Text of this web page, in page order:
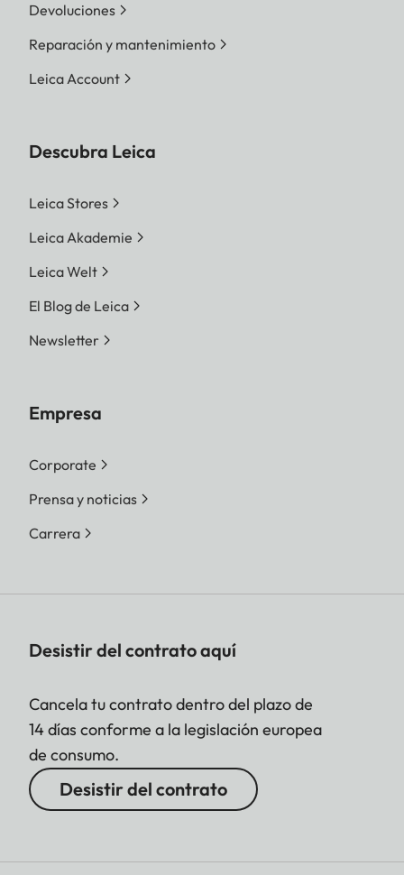
Devoluciones
Reparación y mantenimiento
Leica Account
Descubra Leica
Leica Stores
Leica Akademie
Leica Welt
El Blog de Leica
Newsletter
Empresa
Corporate
Prensa y noticias
Carrera
Desistir del contrato aquí
Cancela tu contrato dentro del plazo de
14 días conforme a la legislación europea
de consumo.
Desistir del contrato